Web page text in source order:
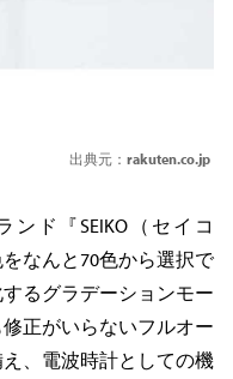
出典元： rakuten.co.jp
ド『SEIKO（セイコ
なんと70色から選択で
るグラデーションモー
正がいらないフルオー
、電波時計としての機